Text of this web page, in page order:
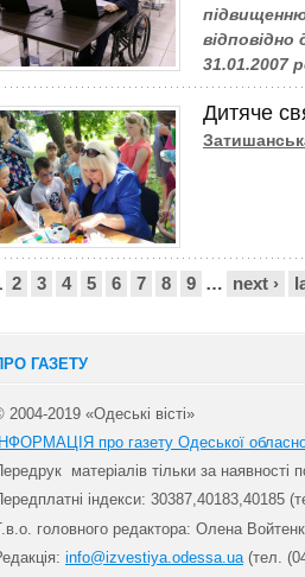
відповідно
31.01.2007
Дитяче
2 3 4 5 6 7 8 9 … next ›
ГАЗЕТУ
2004-2019 «Одеські вісті»
ІНФОРМАЦІЯ про газету Одеської
матеріалів тільки за наявності
індекси: 30387,40183,40185
головного редактора: Олена
info@izvestiya.odessa.ua(тел.